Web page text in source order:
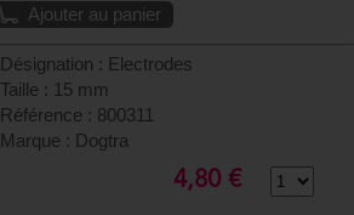
Ajouter au panier
Désignation : Electrodes
Taille : 15 mm
Référence : 800311
Marque : Dogtra
4,80 €